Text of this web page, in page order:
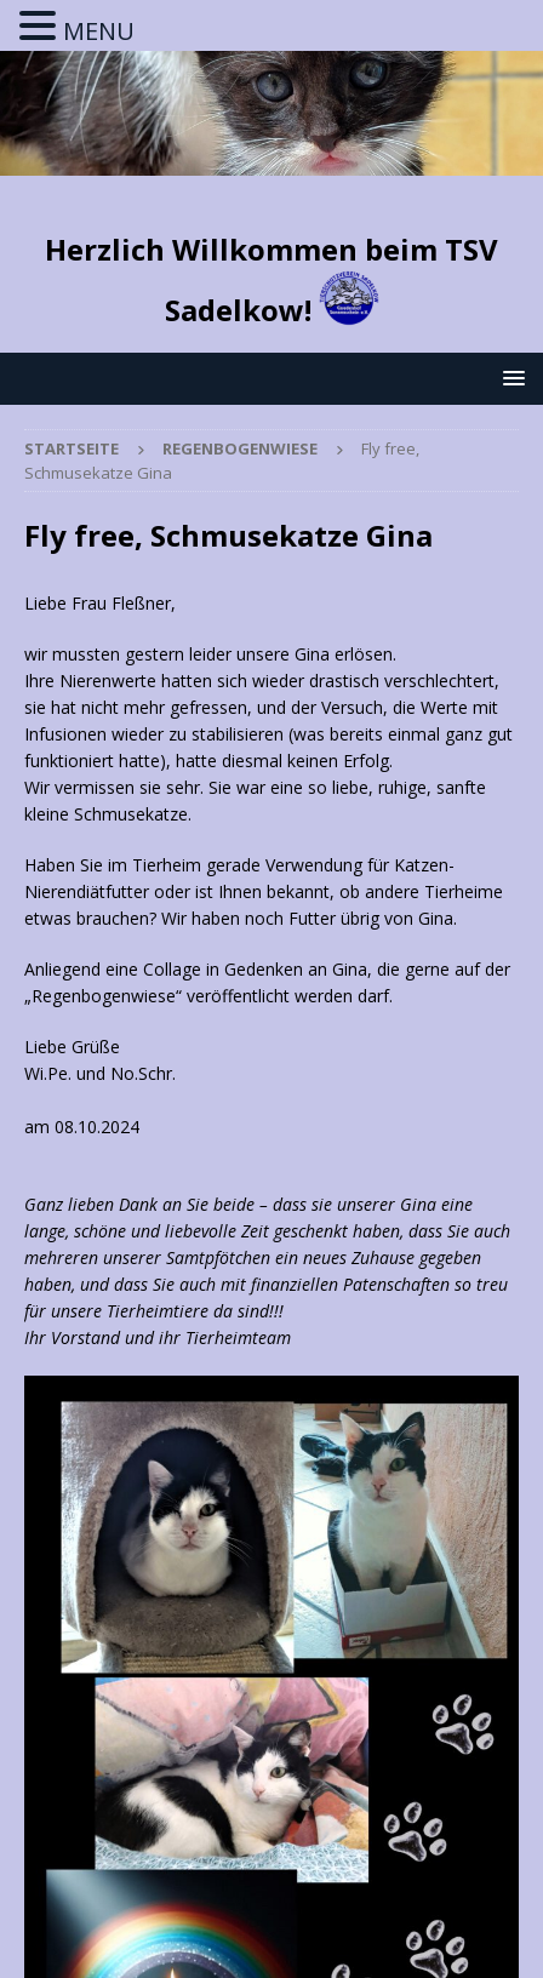
Herzlich Willkommen beim TSV
Sadelkow!
STARTSEITE REGENBOGENWIESE
Fly free,
Schmusekatze Gina
Fly free, Schmusekatze Gina
Liebe Frau Fleßner,
wir mussten gestern leider unsere Gina erlösen.
Ihre Nierenwerte hatten sich wieder drastisch verschlechtert,
sie hat nicht mehr gefressen, und der Versuch, die Werte mit
Infusionen wieder zu stabilisieren (was bereits einmal ganz gut
funktioniert hatte), hatte diesmal keinen Erfolg.
Wir vermissen sie sehr. Sie war eine so liebe, ruhige, sanfte
kleine Schmusekatze.
Haben Sie im Tierheim gerade Verwendung für Katzen-
Nierendiätfutter oder ist Ihnen bekannt, ob andere Tierheime
etwas brauchen? Wir haben noch Futter übrig von Gina.
Anliegend eine Collage in Gedenken an Gina, die gerne auf der
„Regenbogenwiese“ veröffentlicht werden darf.
Liebe Grüße
Wi.Pe. und No.Schr.
am 08.10.2024
Ganz lieben Dank an Sie beide – dass sie unserer Gina eine
lange, schöne und liebevolle Zeit geschenkt haben, dass Sie auch
mehreren unserer Samtpfötchen ein neues Zuhause gegeben
haben, und dass Sie auch mit finanziellen Patenschaften so treu
für unsere Tierheimtiere da sind!!!
Ihr Vorstand und ihr Tierheimteam
MENU